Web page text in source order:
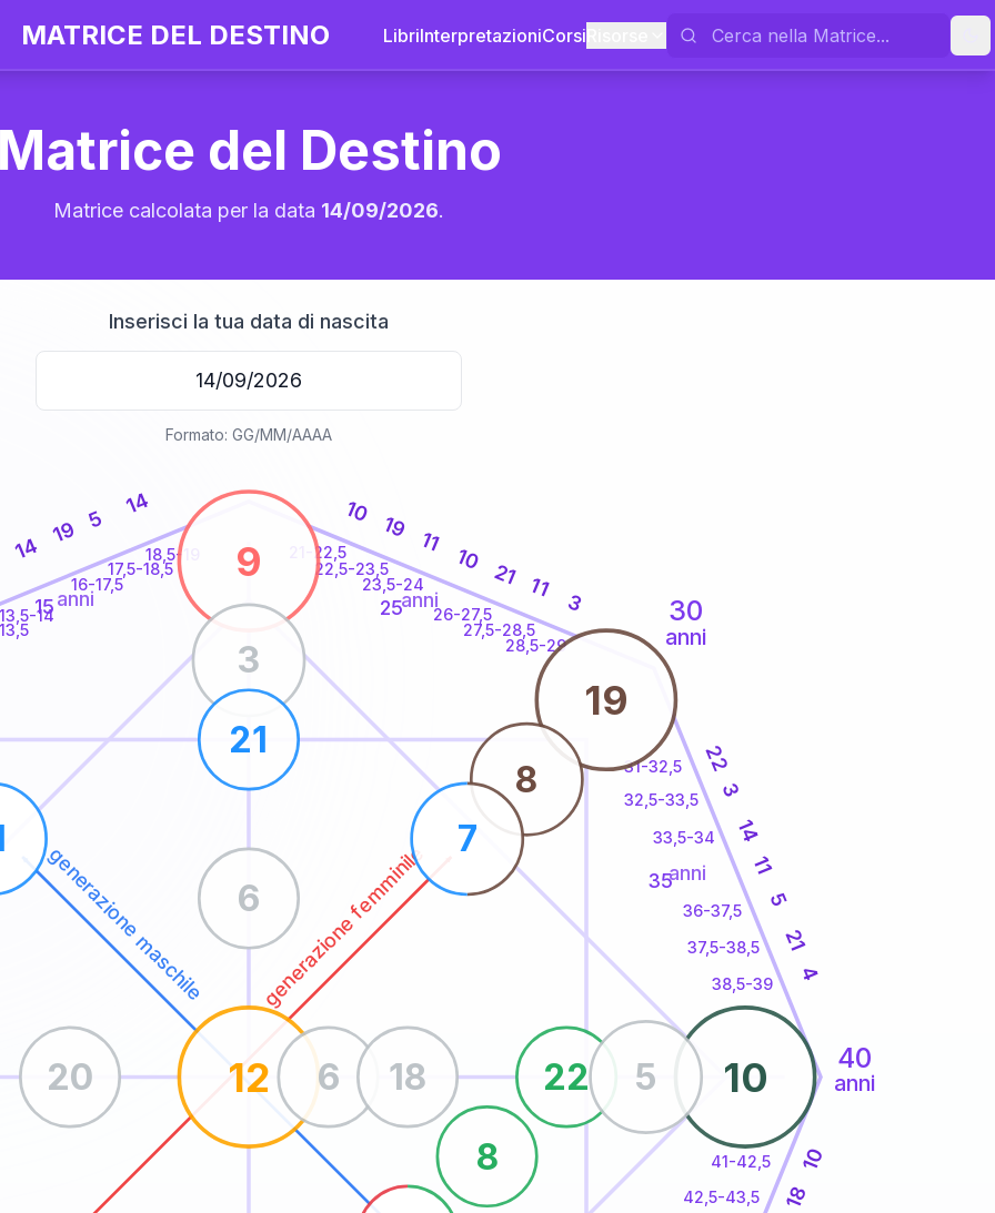
MATRICE DEL DESTINO LibriInterpretazioniCorsi
Matrice del Destino
Matrice calcolata per la data 14/09/2026.
Inserisci la tua data di nascita
Formato: GG/MM/AAAA
generazione maschile generazione femminile
20
30
anni
40
anni
13,5-14
16-17,5
17,5-18,5
18,5-19 21-22,5
22,5-23,5
23,5-24
26-27,5
27,5-28,5
28,5-29
31-32,5
32,5-33,5
33,5-34
36-37,5
37,5-38,5
38,5-39
41-42,5
42,5-43,5
14
19 5
14 10
19 11
10
21 11
3
22
3
14
11
5
21
4
10
18
9
10
12
19
8
22
3
5
21
6 18
20
6
8
7
15anni 25anni
35anni